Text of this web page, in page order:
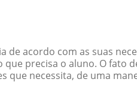
de acordo com as suas
precisa o aluno. O fato
que necessita, de uma